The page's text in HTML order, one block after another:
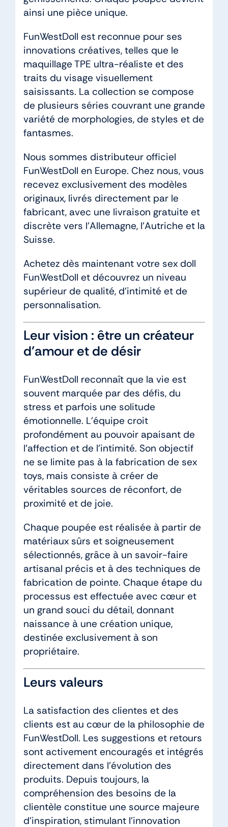
ainsi une pièce unique.
FunWestDoll est reconnue pour ses
innovations créatives, telles que le
maquillage TPE ultra-réaliste et des
traits du visage visuellement
saisissants. La collection se compose
de plusieurs séries couvrant une grande
variété de morphologies, de styles et de
fantasmes.
Nous sommes distributeur officiel
FunWestDoll en Europe. Chez nous, vous
recevez exclusivement des modèles
originaux, livrés directement par le
fabricant, avec une livraison gratuite et
discrète vers l’Allemagne, l’Autriche et la
Suisse.
Achetez dès maintenant votre sex doll
FunWestDoll et découvrez un niveau
supérieur de qualité, d’intimité et de
personnalisation.
Leur vision : être un créateur
d’amour et de désir
FunWestDoll reconnaît que la vie est
souvent marquée par des défis, du
stress et parfois une solitude
émotionnelle. L’équipe croit
profondément au pouvoir apaisant de
l’affection et de l’intimité. Son objectif
ne se limite pas à la fabrication de sex
toys, mais consiste à créer de
véritables sources de réconfort, de
proximité et de joie.
Chaque poupée est réalisée à partir de
matériaux sûrs et soigneusement
sélectionnés, grâce à un savoir-faire
artisanal précis et à des techniques de
fabrication de pointe. Chaque étape du
processus est effectuée avec cœur et
un grand souci du détail, donnant
naissance à une création unique,
destinée exclusivement à son
propriétaire.
Leurs valeurs
La satisfaction des clientes et des
clients est au cœur de la philosophie de
FunWestDoll. Les suggestions et retours
sont activement encouragés et intégrés
directement dans l’évolution des
produits. Depuis toujours, la
compréhension des besoins de la
clientèle constitue une source majeure
d’inspiration, stimulant l’innovation